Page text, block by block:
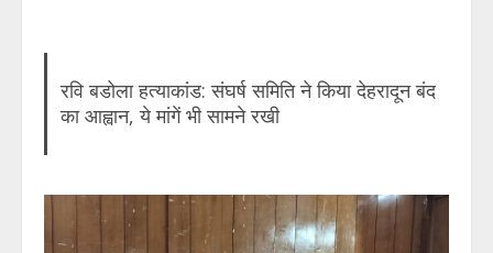
रवि बडोला हत्याकांड: संघर्ष समिति ने किया देहरादून बंद
का आह्वान, ये मांगें भी सामने रखी